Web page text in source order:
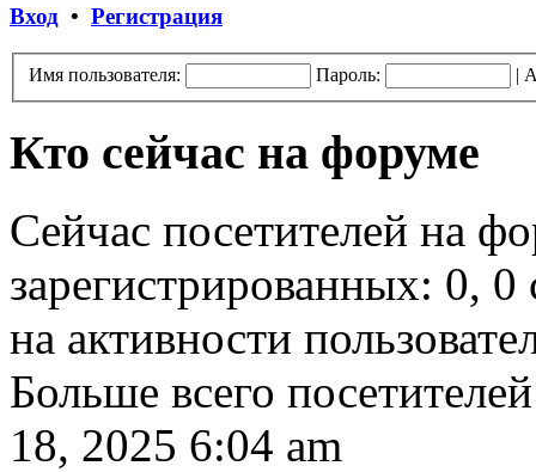
Вход • Регистрация
Имя пользователя: Пароль: |
Кто сейчас на форуме
Сейчас посетителей на
зарегистрированных: 0,
на активности
Больше всего
18, 2025 6:04 am